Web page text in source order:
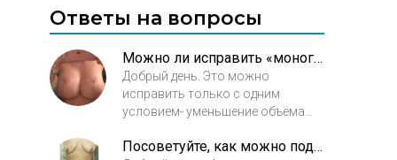
Ответы на вопросы
Можно ли исправить «моногрудь», получившуюся после операций?
Добрый день. Это можно
исправить только с одним
условием- уменьшение объёма
ткани. Больше никаким другим
Посоветуйте, как можно поднять сосково-ареолярный комплекс после подтяжки груди?